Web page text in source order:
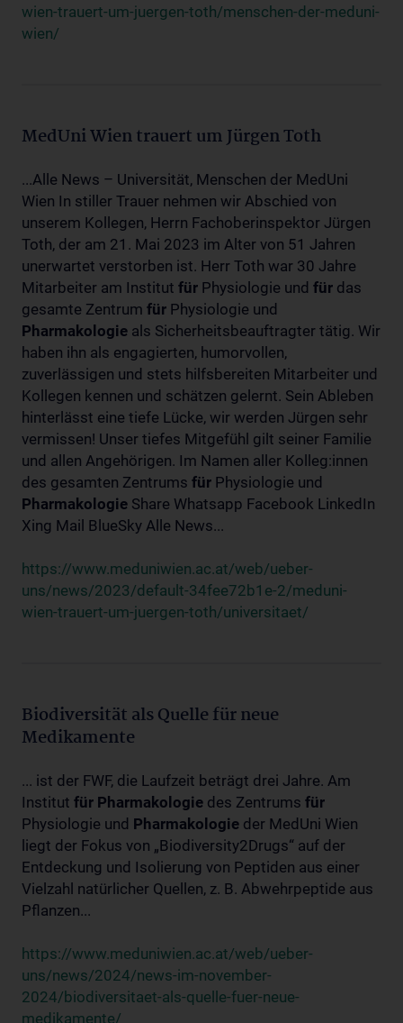
wien-trauert-um-juergen-toth/menschen-der-meduni-
wien/
MedUni Wien trauert um Jürgen Toth
...Alle News – Universität, Menschen der MedUni
Wien In stiller Trauer nehmen wir Abschied von
unserem Kollegen, Herrn Fachoberinspektor Jürgen
Toth, der am 21. Mai 2023 im Alter von 51 Jahren
unerwartet verstorben ist. Herr Toth war 30 Jahre
Mitarbeiter am Institut für Physiologie und für das
gesamte Zentrum für Physiologie und
Pharmakologie als Sicherheitsbeauftragter tätig. Wir
haben ihn als engagierten, humorvollen,
zuverlässigen und stets hilfsbereiten Mitarbeiter und
Kollegen kennen und schätzen gelernt. Sein Ableben
hinterlässt eine tiefe Lücke, wir werden Jürgen sehr
vermissen! Unser tiefes Mitgefühl gilt seiner Familie
und allen Angehörigen. Im Namen aller Kolleg:innen
des gesamten Zentrums für Physiologie und
Pharmakologie Share Whatsapp Facebook LinkedIn
Xing Mail BlueSky Alle News...
https://www.meduniwien.ac.at/web/ueber-
uns/news/2023/default-34fee72b1e-2/meduni-
wien-trauert-um-juergen-toth/universitaet/
Biodiversität als Quelle für neue
Medikamente
... ist der FWF, die Laufzeit beträgt drei Jahre. Am
Institut für Pharmakologie des Zentrums für
Physiologie und Pharmakologie der MedUni Wien
liegt der Fokus von „Biodiversity2Drugs“ auf der
Entdeckung und Isolierung von Peptiden aus einer
Vielzahl natürlicher Quellen, z. B. Abwehrpeptide aus
Pflanzen...
https://www.meduniwien.ac.at/web/ueber-
uns/news/2024/news-im-november-
2024/biodiversitaet-als-quelle-fuer-neue-
medikamente/